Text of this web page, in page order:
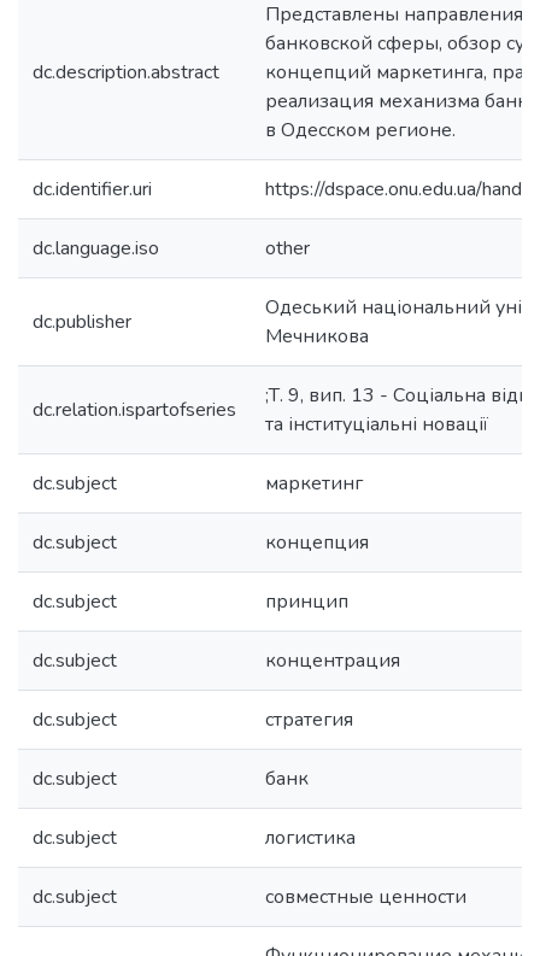
dc.description.abstract
Представлены направления
банковской сферы, обзор
концепций маркетинга,
реализация механизма
в Одесском регионе.
dc.identifier.uri https://dspace.onu.edu.ua/
dc.language.iso other
dc.publisher
Одеський національний
Мечникова
dc.relation.ispartofseries
;Т. 9, вип. 13 - Соціальна
та інституціальні новації
dc.subject маркетинг
dc.subject концепция
dc.subject принцип
dc.subject концентрация
dc.subject стратегия
dc.subject банк
dc.subject логистика
dc.subject совместные ценности